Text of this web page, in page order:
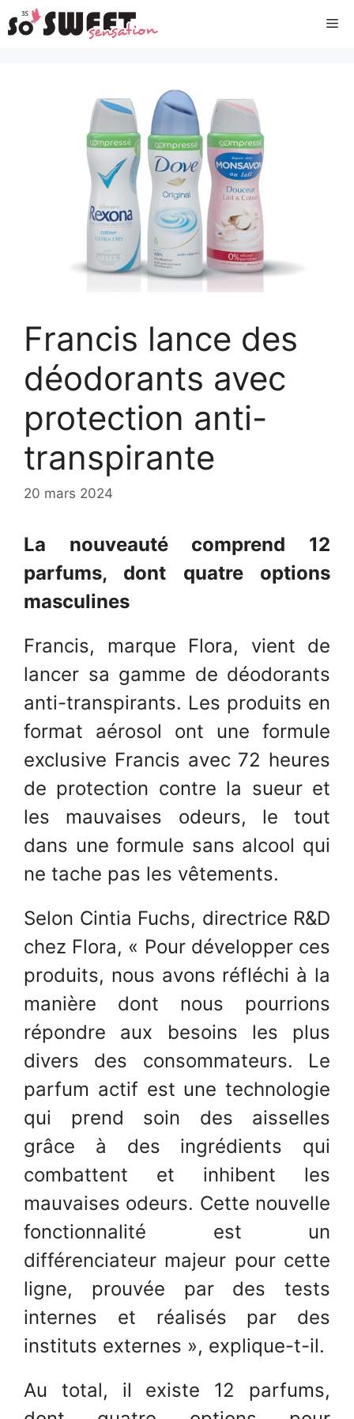
Aller
au
Francis lance des
déodorants avec
protection anti-
transpirante
20 mars 2024
La nouveauté comprend 12
parfums, dont quatre options
masculines
Francis, marque Flora, vient de
lancer sa gamme de déodorants
anti-transpirants. Les produits en
format aérosol ont une formule
exclusive Francis avec 72 heures
de protection contre la sueur et
les mauvaises odeurs, le tout
dans une formule sans alcool qui
ne tache pas les vêtements.
Selon Cintia Fuchs, directrice R&D
chez Flora, « Pour développer ces
produits, nous avons réfléchi à la
manière dont nous pourrions
répondre aux besoins les plus
divers des consommateurs. Le
parfum actif est une technologie
qui prend soin des aisselles
grâce à des ingrédients qui
combattent et inhibent les
mauvaises odeurs. Cette nouvelle
fonctionnalité est un
différenciateur majeur pour cette
ligne, prouvée par des tests
internes et réalisés par des
instituts externes », explique-t-il.
Au total, il existe 12 parfums,